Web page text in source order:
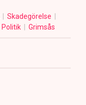
Skadegörelse
Politik Grimsås